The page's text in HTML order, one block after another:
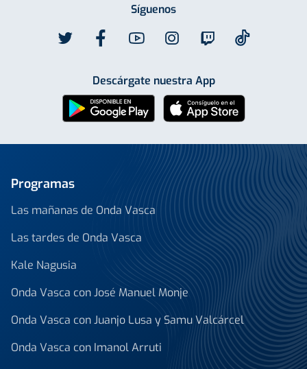
Síguenos
Descárgate nuestra App
Programas
Las mañanas de Onda Vasca
Las tardes de Onda Vasca
Kale Nagusia
Onda Vasca con José Manuel Monje
Onda Vasca con Juanjo Lusa y Samu Valcárcel
Onda Vasca con Imanol Arruti